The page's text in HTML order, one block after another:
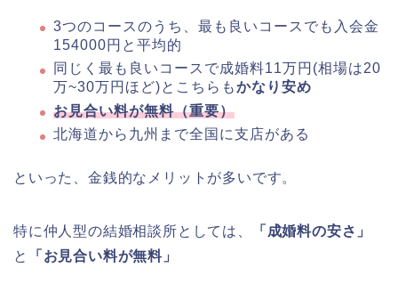
3つのコースのうち、最も良いコースでも入会金
154000円と平均的
同じく最も良いコースで成婚料11万円(相場は20
万~30万円ほど)とこちらもかなり安め
お見合い料が無料（重要）
北海道から九州まで全国に支店がある
といった、金銭的なメリットが多いです。
特に仲人型の結婚相談所としては、
「成婚料の安さ」
と
「お見合い料が無料」